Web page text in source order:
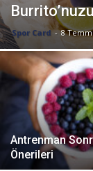
Spor Card - 8
Antrenman
Önerileri